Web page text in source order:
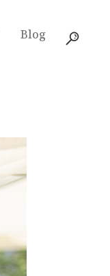
Blog